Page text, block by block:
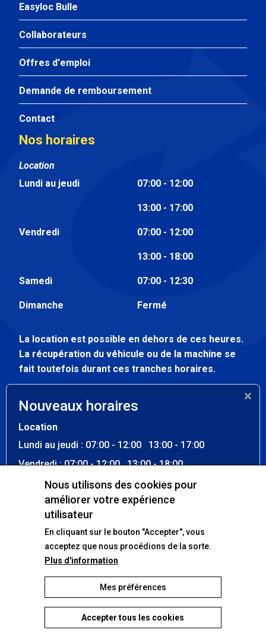
Easyloc Bulle
Collaborateurs
Offres d'emploi
Demande de remboursement
Contact
Nos horaires
Location
Lundi au jeudi
07:00 - 12:00
13:00 - 17:00
Vendredi 07:00 - 12:00
13:00 - 18:00
Samedi 07:00 - 12:30
Dimanche Fermé
La location est possible en dehors de ces heures.
La récupération du véhicule ou de la machine se
fait toutefois durant ces tranches horaires.
Lundi au vendredi
Samedi - dimanche Fermé
Nos réseaux sociaux
Facebook
Footer
-
Impressum
Nouveaux horaires
Location
Lundi au jeudi : 07:00 - 12:00 13:00 - 17:00
Vendredi : 07:00 - 12:00 13:00 - 18:00
Samedi : 07:00 - 12:30
Dimanche : Fermé
La location est possible en dehors de ces heures. La
récupération du véhicule ou de la machine se fait
toutefois durant ces tranches horaires.
Atelier
Lundi au vendredi : 07:30 - 12:00 13:00 - 17:00
Nous utilisons des cookies pour
améliorer votre expérience
utilisateur
En cliquant sur le bouton "Accepter", vous
acceptez que nous procédions de la sorte.
Plus d'information
Mes préférences
Accepter tous les cookies